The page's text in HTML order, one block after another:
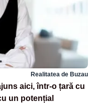
Realitatea de Buzau
aici, într-o țară cu
un potențial